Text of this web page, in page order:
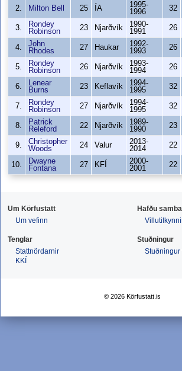
2. Milton Bell 25 ÍA
1995-
1996
32
3.
Rondey
Robinson
23 Njarðvík
1990-
1991
26
4.
John
Rhodes
27 Haukar
1992-
1993
26
5.
Rondey
Robinson
26 Njarðvík
1993-
1994
26
6.
Lenear
Burns
23 Keflavík
1994-
1995
32
7.
Rondey
Robinson
27 Njarðvík
1994-
1995
32
8.
Patrick
Releford
22 Njarðvík
1989-
1990
23
9.
Christopher
Woods
24 Valur
2013-
2014
22
10.
Dwayne
Fontana
27 KFÍ
2000-
2001
22
Um Körfustatt
Um vefinn
Hafðu
Tenglar
Stattnördarnir
KKÍ
Stuðningur
Stuðningur
© 2026 Körfustatt.is